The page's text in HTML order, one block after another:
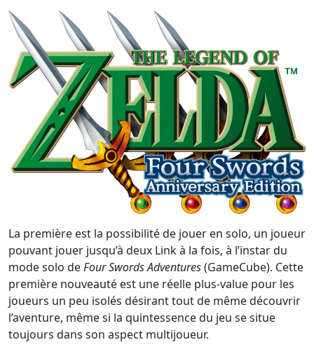
La première est la possibilité de jouer en solo, un joueur
pouvant jouer jusqu’à deux Link à la fois, à l’instar du
mode solo deFour Swords Adventures(GameCube). Cette
première nouveauté est une réelle plus-value pour les
joueurs un peu isolés désirant tout de même découvrir
l’aventure, même si la quintessence du jeu se situe
toujours dans son aspect multijoueur.